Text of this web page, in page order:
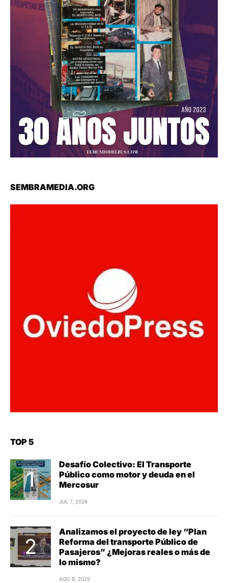
SEMBRAMEDIA.ORG
TOP 5
Desafío Colectivo: El Transporte
Público como motor y deuda en el
Mercosur
JUL 7, 2026
Analizamos el proyecto de ley “Plan
Reforma del transporte Público de
Pasajeros” ¿Mejoras reales o más de
lo mismo?
AGO 9, 2025